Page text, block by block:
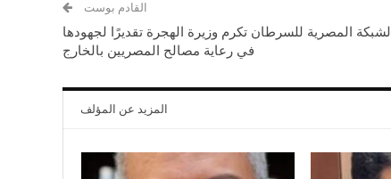
القادم بوست
الشبكة المصرية للسرطان تكرم وزيرة الهجرة تقديرًا لجهودها
في رعاية مصالح المصريين بالخارج
المزيد عن المؤلف